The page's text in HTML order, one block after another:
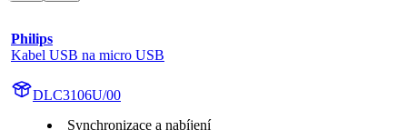
Philips
Kabel USB na micro USB
DLC3106U/00
Synchronizace a nabíjení